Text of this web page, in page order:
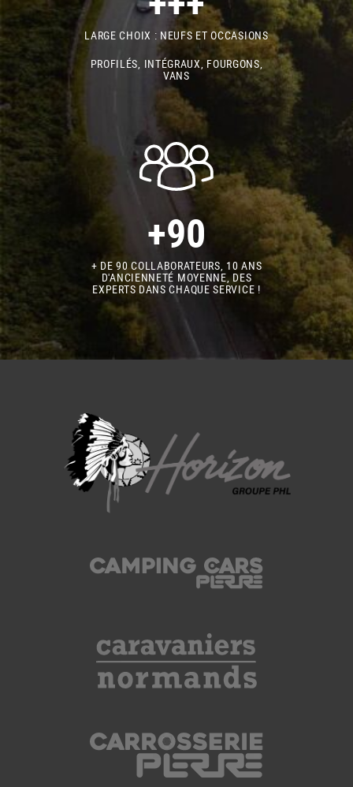
LARGE CHOIX : NEUFS ET OCCASIONS
PROFILÉS, INTÉGRAUX, FOURGONS,
VANS
+90
+ DE 90 COLLABORATEURS, 10 ANS
D'ANCIENNETÉ MOYENNE, DES
EXPERTS DANS CHAQUE SERVICE !